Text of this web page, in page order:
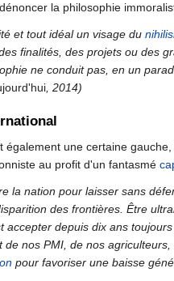
la philosophie
et tout idéal un visage du
finalités, des projets ou des
ne conduit pas, en un
, 2014)
également une certaine
au profit d'un fantasmé
la nation pour laisser sans
des frontières. Être
accepter depuis dix ans
de nos PMI, de nos
pour favoriser une baisse